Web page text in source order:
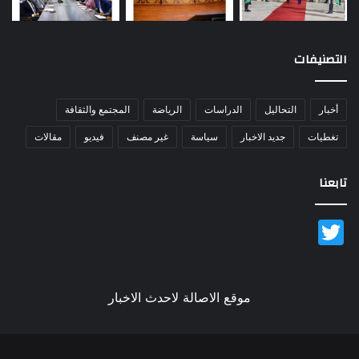
التصنيفات
أخبار التحاليل الدراسات الرياضة المجتمع والثقافة
تغطيات جديد الاخبار سياسة غير مصنف فيديو مقالات
تابعنا
موقع الاصالة لاحدث الاخبار